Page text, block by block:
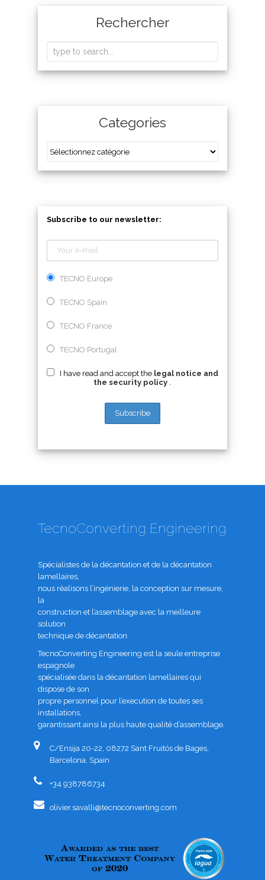
Rechercher
Categories
Subscribe to our newsletter:
TECNO Europe
TECNO Spain
TECNO France
TECNO Portugal
I have read and accept the legal notice and
the security policy .
TecnoConverting Engineering
Spécialistes de la décantation et de la décantation
lamellaires,
nous réalisons l’ingénierie, la conception sur mesure,
la
construction et l’assemblage avec la meilleure
solution
technique de décantation.
TecnoConverting Engineering est la seule entreprise
espagnole
spécialisée dans la décantation lamellaires qui
dispose de son
propre personnel pour l’execution de toutes ses
installations,
garantissant ainsi la plus haute qualité d’assemblage.
C/Ensija 20-22, 08272 Sant Fruitós de Bages,
Barcelona, Spain
+34 938786734
olivier.savalli@tecnoconverting.com